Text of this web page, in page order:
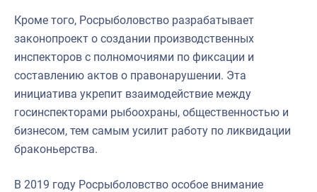
Кроме того, Росрыболовство разрабатывает
законопроект о создании производственных
инспекторов с полномочиями по фиксации и
составлению актов о правонарушении. Эта
инициатива укрепит взаимодействие между
госинспекторами рыбоохраны, общественностью и
бизнесом, тем самым усилит работу по ликвидации
браконьерства.
В 2019 году Росрыболовство особое внимание